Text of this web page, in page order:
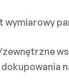
wymiarowy